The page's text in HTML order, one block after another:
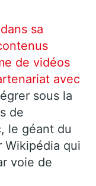
sa
de vidéos
avec
sous la
de
le géant du
Wikipédia qui
voie de